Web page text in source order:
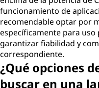
?
funcionamiento de
recomendable optar por
específicamente para
garantizar fiabilidad y
correspondiente.
¿Qué opciones
buscar en una